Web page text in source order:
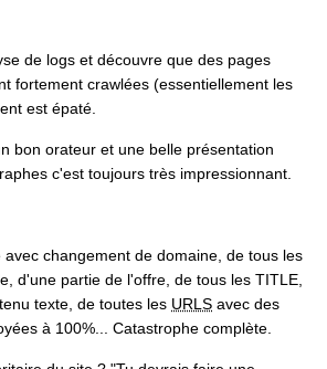
de logs et découvre que des pages
fortement crawlées (essentiellement les
est épaté.
bon orateur et une belle présentation
c'est toujours très impressionnant.
changement de domaine, de tous les
d'une partie de l'offre, de tous les TITLE,
texte, de toutes les URLS avec des
à 100%... Catastrophe complète.